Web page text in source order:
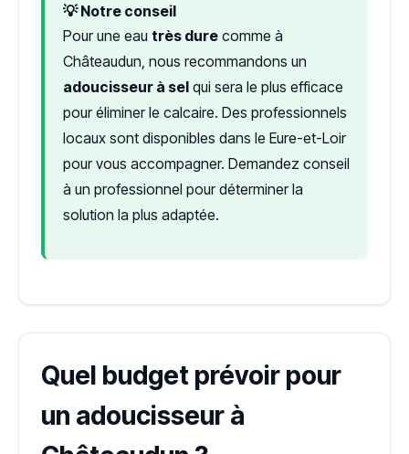
💡 Notre conseil
Pour une eau très dure comme à
Châteaudun, nous recommandons un
adoucisseur à sel qui sera le plus efficace
pour éliminer le calcaire. Des professionnels
locaux sont disponibles dans le Eure-et-Loir
pour vous accompagner. Demandez conseil
à un professionnel pour déterminer la
solution la plus adaptée.
Quel budget prévoir pour
un adoucisseur à